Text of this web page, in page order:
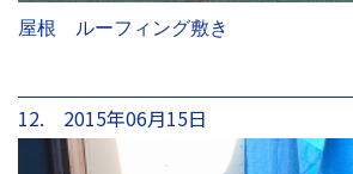
屋根 ルーフィング敷き
12. 2015年06月15日